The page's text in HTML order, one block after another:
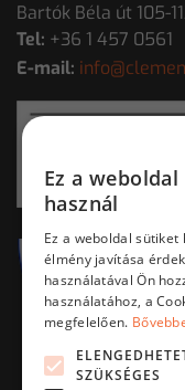
Bartók Béla út 105-
Tel: +36 1 457 0561
E-mail:
Ez a
használ
Ez a weboldal
élmény javítása
használatával Ön
használatához, a
megfelelően.
SZÜKSÉGES